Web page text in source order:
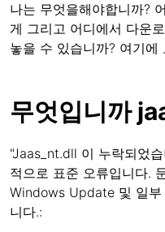
나는 무엇을해야합니까?
게 그리고 어디에서 다운
놓을 수 있습니까? 여기에
무엇입니까
"Jaas_nt.dll 이 누락되었
적으로 표준 오류입니다.
Windows Update 및 일부
니다.: